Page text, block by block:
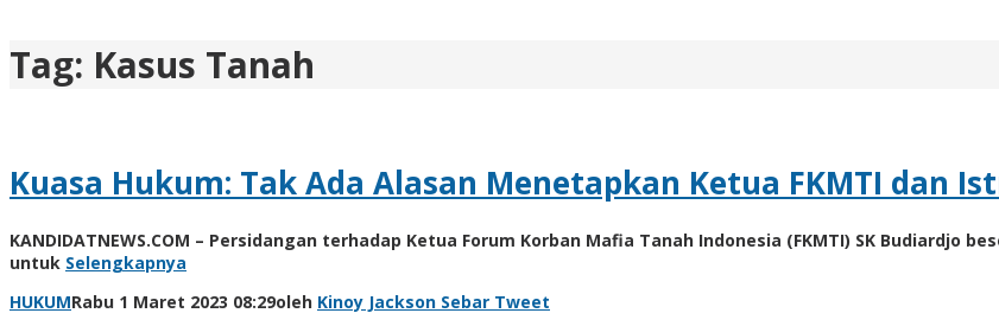
Tag: Kasus Tanah
Kuasa Hukum: Tak Ada Alasan Menetapkan Ketua FKMTI dan
KANDIDATNEWS.COM – Persidangan terhadap Ketua Forum Korban Mafia Tanah Indonesia (FKMTI) SK
untuk Selengkapnya
HUKUMRabu 1 Maret 2023 08:29oleh Kinoy Jackson Sebar Tweet